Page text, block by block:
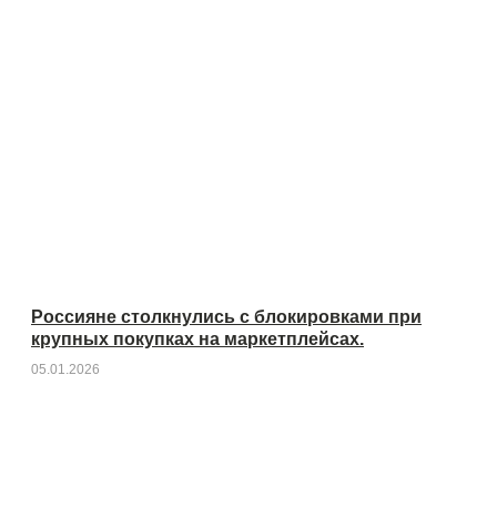
Россияне столкнулись с блокировками при
крупных покупках на маркетплейсах.
05.01.2026